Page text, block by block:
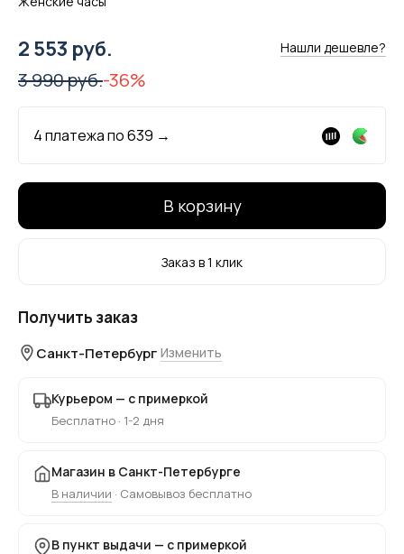
2 553 руб. Нашли дешевле?
3 990 руб.-36%
4 платежа по639 →
В корзину
Заказ в 1 клик
Получить заказ
Санкт-Петербург Изменить
Курьером — с примеркой
Бесплатно · 1-2 дня
Магазин в Санкт-Петербурге
В наличии · Самовывоз бесплатно
В пункт выдачи — с примеркой